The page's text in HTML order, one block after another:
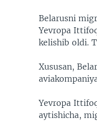
Belarusni
Yevropa
kelishib oldi.
Xususan,
Yevropa
aytishicha,